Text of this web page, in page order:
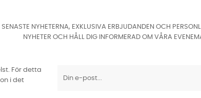
NYHETERNA, EXKLUSIVA ERBJUDANDEN OCH
NYHETER OCH HÅLL DIG INFORMERAD OM VÅRA
För detta
i det